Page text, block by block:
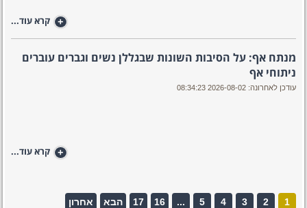
+ קרא עוד...
מנתח אף: על הסיבות השונות שבגללן נשים וגברים עוברים
ניתוחי אף
עודכן לאחרונה: 2026-08-02 08:34:23
+ קרא עוד...
1
2
3
4
5
...
16
17 הבא אחרון